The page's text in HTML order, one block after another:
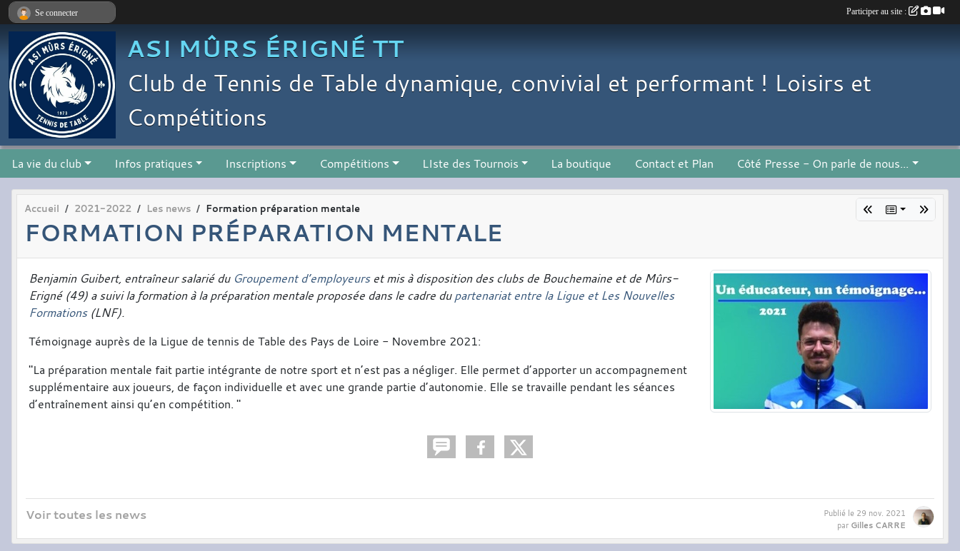
ASI MÛRS ÉRIGNÉ TT
Club de Tennis de Table dynamique, convivial et performant ! Loisirs et
Compétitions
La vie du club Infos pratiques Inscriptions Compétitions LIste des Tournois La boutique Contact et Plan Côté Presse - On parle de nous...
Accueil 2021-2022 Les news Formation préparation mentale
FORMATION PRÉPARATION MENTALE
Benjamin Guibert, entraîneur salarié du Groupement d’employeurset mis à disposition des clubs de Bouchemaine et de Mûrs-
Erigné (49) a suivi la formation à la préparation mentale proposée dans le cadre dupartenariat entre la Ligue et Les Nouvelles
Formations(LNF).
Témoignage auprès de la Ligue de tennis de Table des Pays de Loire - Novembre 2021:
"La préparation mentale fait partie intégrante de notre sport et n’est pas a négliger. Elle permet d’apporter un accompagnement
supplémentaire aux joueurs, de façon individuelle et avec une grande partie d’autonomie. Elle se travaille pendant les séances
d’entraînement ainsi qu’en compétition. "
Voir toutes les news Publié le 29 nov. 2021
par Gilles CARRE
Se connecter Participer au site :
Panneau de gestion des cookies